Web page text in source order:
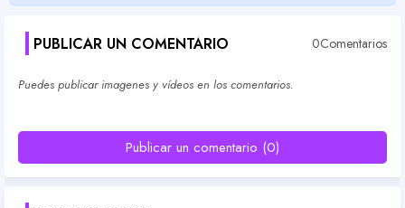
PUBLICAR UN COMENTARIO 0Comentarios
Puedes publicar imagenes y vídeos en los comentarios.
Publicar un comentario (0)